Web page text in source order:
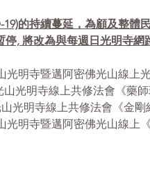
19)的持續蔓延，為顧及整
, 將改為與每週日光明寺網
光明寺暨邁阿密佛光山線上
山光明寺線上共修法會《藥
光明寺線上共修法會《金剛
光明寺暨邁阿密佛光山線上